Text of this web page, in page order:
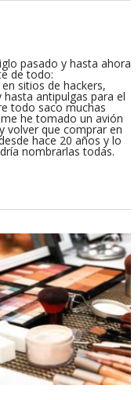
pasado y hasta ahora
de todo:
sitios de hackers,
antipulgas para el
todo saco muchas
he tomado un avión
volver que comprar en
hace 20 años y lo
nombrarlas todas.